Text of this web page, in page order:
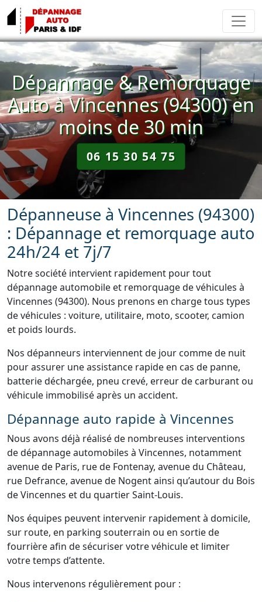
Dépannage & Remorquage
Auto à Vincennes (94300) en
moins de 30 min
06 15 30 54 75
Dépanneuse à Vincennes (94300)
: Dépannage et remorquage auto
24h/24 et 7j/7
Notre société intervient rapidement pour tout
dépannage automobile et remorquage de véhicules à
Vincennes (94300). Nous prenons en charge tous types
de véhicules : voiture, utilitaire, moto, scooter, camion
et poids lourds.
Nos dépanneurs interviennent de jour comme de nuit
pour assurer une assistance rapide en cas de panne,
batterie déchargée, pneu crevé, erreur de carburant ou
véhicule immobilisé après un accident.
Dépannage auto rapide à Vincennes
Nous avons déjà réalisé de nombreuses interventions
de dépannage automobiles à Vincennes, notamment
avenue de Paris, rue de Fontenay, avenue du Château,
rue Defrance, avenue de Nogent ainsi qu’autour du Bois
de Vincennes et du quartier Saint-Louis.
Nos équipes peuvent intervenir rapidement à domicile,
sur route, en parking souterrain ou en sortie de
fourrière afin de sécuriser votre véhicule et limiter
votre temps d’attente.
Nous intervenons régulièrement pour :